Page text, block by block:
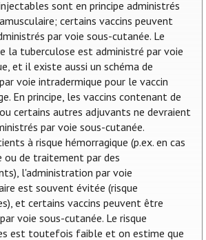
sont en principe administrés
certains vaccins peuvent
par voie sous-cutanée. Le
la tuberculose est administré par voie
et il existe aussi un schéma de
voie intradermique pour le vaccin
En principe, les vaccins contenant de
certains autres adjuvants ne devraient
par voie sous-cutanée.
à risque hémorragique (p.ex. en cas
ou de traitement par des
l'administration par voie
est souvent évitée (risque
et certains vaccins peuvent être
voie sous-cutanée. Le risque
est toutefois faible et on estime que